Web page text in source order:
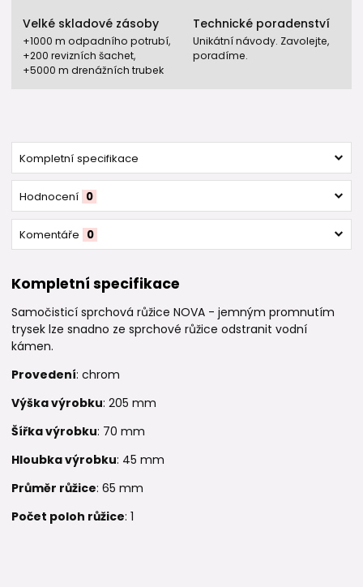
Velké skladové zásoby
+1000 m odpadního potrubí,
+200 revizních šachet,
+5000 m drenážních trubek
Technické poradenství
Unikátní návody. Zavolejte,
poradíme.
Kompletní specifikace
Hodnocení 0
Komentáře 0
Kompletní specifikace
Samočisticí sprchová růžice NOVA - jemným promnutím
trysek lze snadno ze sprchové růžice odstranit vodní
kámen.
Provedení: chrom
Výška výrobku: 205 mm
Šířka výrobku: 70 mm
Hloubka výrobku: 45 mm
Průměr růžice: 65 mm
Počet poloh růžice: 1